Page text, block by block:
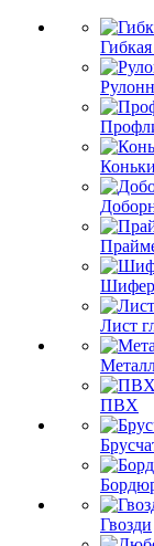
Шифер
Лист
ПВХ
Гвозди